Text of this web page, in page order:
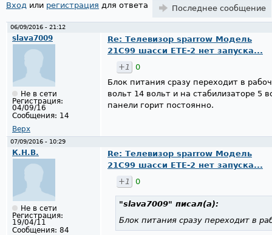
Вход или регистрация для ответа Последнее сообщение
06/09/2016 - 21:12
slava7009
Не в сети
Регистрация:
04/09/16
Сообщения: 14
Верх
Re: Телевизор sparrow Модель
21С99 шасси ЕТЕ-2 нет запуска...
+1
0
Блок питания сразу переходит в
вольт 14 вольт и на стабилизаторе 5
панели горит постоянно.
07/09/2016 - 10:29
К.Н.В.
Не в сети
Регистрация:
19/04/11
Сообщения: 84
Re: Телевизор sparrow Модель
21С99 шасси ЕТЕ-2 нет запуска...
+1
0
"slava7009" писал(а):
Блок питания сразу переходит в